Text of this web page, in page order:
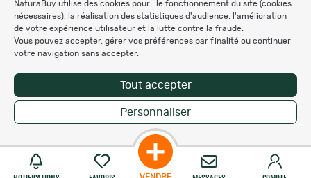
NaturaBuy utilise des cookies pour : le fonctionnement du site (cookies
nécessaires), la réalisation des statistiques d'audience, l'amélioration
de votre expérience utilisateur et la lutte contre la fraude.
Vous pouvez accepter, gérer vos préférences par finalité ou continuer
votre navigation sans accepter.
Tout accepter
Personnaliser
Charte éthique
Mentions légales
Règlement & Conditions d'utilisation
Politique de protection
des données personnelles
Personnalisation des cookies
Copyright © 2007-2026 NaturaBuy. Tous droits réservés. N°CNIL: 1239459.
Les marques commerciales mentionnées appartiennent à leurs propriétaires
respectifs in 0.084 s
Suggestions de recherche
Site NaturaBuy classique